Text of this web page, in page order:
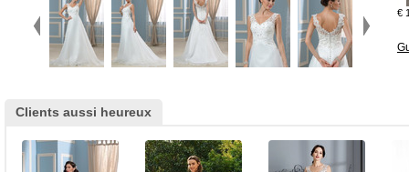
€
Clients aussi heureux